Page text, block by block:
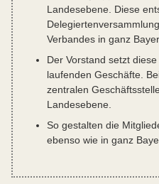
Landesebene. Diese
Verbandes in ganz
Der Vorstand setzt
laufenden Geschäfte.
zentralen
Landesebene.
So gestalten die
ebenso wie in ganz